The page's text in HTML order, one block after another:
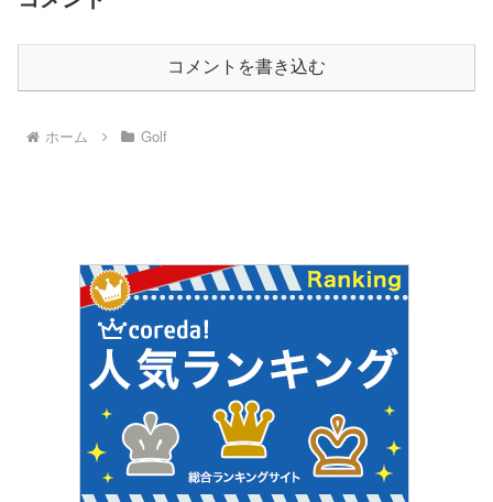
コメントを書き込む
ホーム Golf